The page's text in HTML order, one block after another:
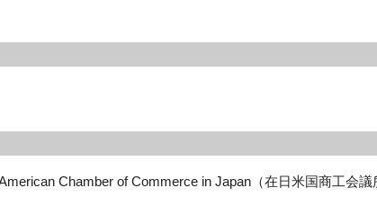
Chamber of Commerce in Japan（在日米国商工会議